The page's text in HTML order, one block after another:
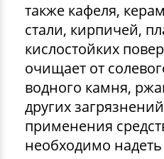
также кафеля,
стали, кирпичей,
кислостойких
очищает от
водного камня,
других
применения
необходимо